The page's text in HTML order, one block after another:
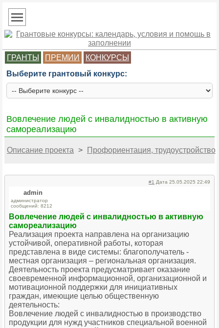
ГРАНТЫ ПРЕМИИ
КОНКУРСЫ
Выберите грантовый конкурс:
Вовлечение людей с инвалидностью в активную
самореализацию
Описание проекта > Профориентация, трудоустройство
#1 Дата 25.05.2025 22:49
admin
администратор
сообщений: 8212
Вовлечение людей с инвалидностью в активную
самореализацию
Реализация проекта направлена на организацию
устойчивой, оперативной работы, которая
представлена в виде системы: благополучатель -
местная организация – региональная организация.
Деятельность проекта предусматривает оказание
своевременной информационной, организационной и
мотивационной поддержки для инициативных
граждан, имеющие целью общественную
деятельность:
Вовлечение людей с инвалидностью в производство
продукции для нужд участников специальной военной